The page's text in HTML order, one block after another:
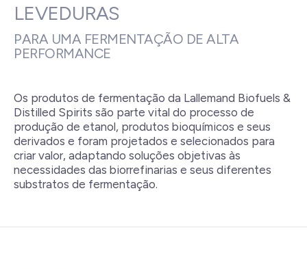
LEVEDURAS
PARA UMA FERMENTAÇÃO DE ALTA
PERFORMANCE
Os produtos de fermentação da Lallemand Biofuels &
Distilled Spirits são parte vital do processo de
produção de etanol, produtos bioquímicos e seus
derivados e foram projetados e selecionados para
criar valor, adaptando soluções objetivas às
necessidades das biorrefinarias e seus diferentes
substratos de fermentação.